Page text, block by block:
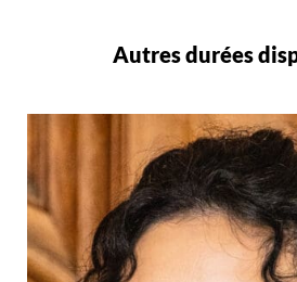
Autres durées